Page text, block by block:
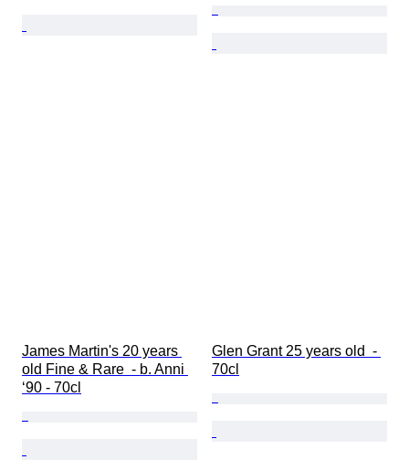
James Martin's 20 years
old Fine & Rare  - b. Anni
‘90 - 70cl
Glen Grant 25 years old  -
70cl